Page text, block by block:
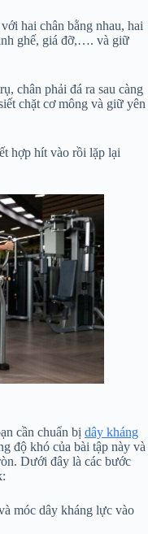
hai chân bằng nhau, hai
ghế, giá đỡ,…. và giữ
chân phải đá ra sau càng
chặt cơ mông và giữ yên
hợp hít vào rồi lặp lại
cần chuẩn bị dây kháng
độ khó của bài tập này và
Dưới đây là các bước
móc dây kháng lực vào